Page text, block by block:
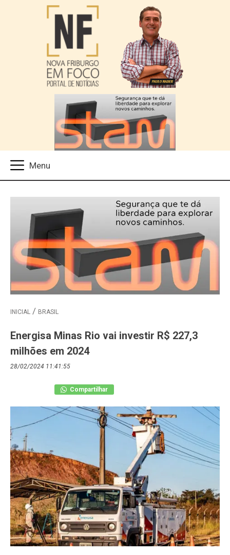
INICIAL BRASIL
Energisa Minas Rio vai investir R$ 227,3
milhões em 2024
28/02/2024 11:41:55
Compartilhar